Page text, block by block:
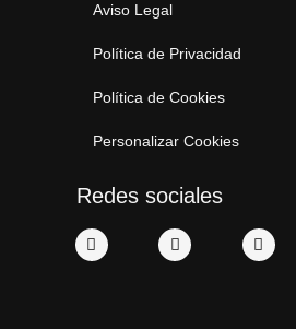
Aviso Legal
Política de Privacidad
Política de Cookies
Personalizar Cookies
Redes sociales